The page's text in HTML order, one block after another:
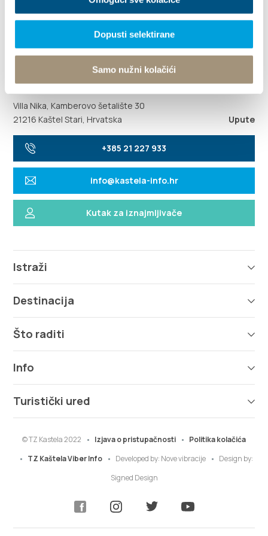
Dopusti selektirane
Samo nužni kolačići
Villa Nika, Kamberovo šetalište 30
21216 Kaštel Stari, Hrvatska
Upute
+385 21 227 933
info@kastela-info.hr
Kutak za iznajmljivače
Istraži
Destinacija
Što raditi
Info
Turistički ured
© TZ Kastela 2022 Izjava o pristupačnosti
Politika kolačića
TZ Kaštela Viber Info
Developed by: Nove vibracije
Design by:
Signed Design